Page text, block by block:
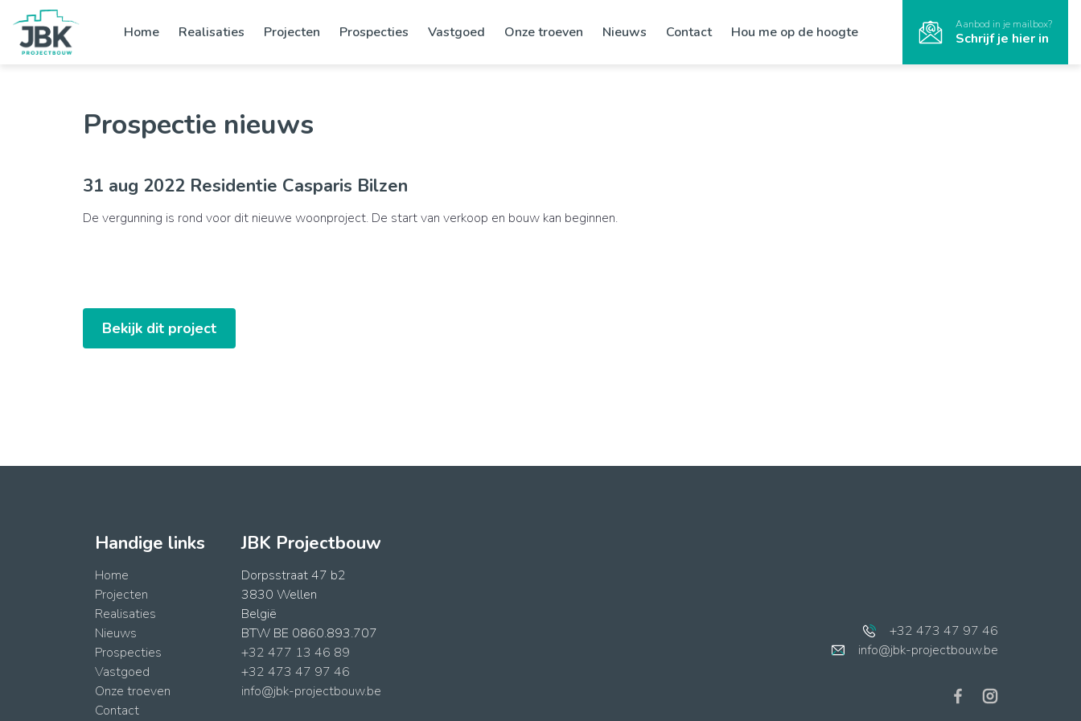
Home Realisaties Projecten Prospecties Vastgoed Onze troeven Nieuws Contact Hou me op de hoogte Aanbod in je mailbox?
Schrijf je hier in
Prospectie nieuws
31 aug 2022 Residentie Casparis Bilzen
De vergunning is rond voor dit nieuwe woonproject. De start van verkoop en bouw kan beginnen.
Bekijk dit project
Handige links
Home
Projecten
Realisaties
Nieuws
Prospecties
Vastgoed
Onze troeven
Contact
JBK Projectbouw
Dorpsstraat 47 b2
3830 Wellen
België
BTW BE 0860.893.707
+32 477 13 46 89
+32 473 47 97 46
info@jbk-projectbouw.be
+32 473 47 97 46
info@jbk-projectbouw.be